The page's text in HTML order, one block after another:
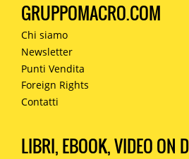
GRUPPOMACRO.COM
Chi siamo
Newsletter
Punti Vendita
Foreign Rights
Contatti
LIBRI, EBOOK, VIDEO ON